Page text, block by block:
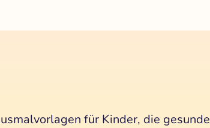
für Kinder, die gesunde